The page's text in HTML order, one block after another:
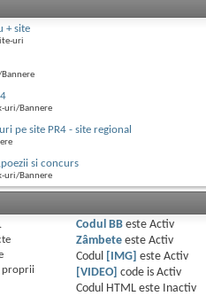
+ site
uri
uri/Bannere
pe site PR4 - site regional
si concurs
uri/Bannere
proprii
Codul BBeste Activ
Zâmbeteeste Activ
Codul
[IMG] este Activ
[VIDEO]
code is Activ
Codul HTML este
Inactiv